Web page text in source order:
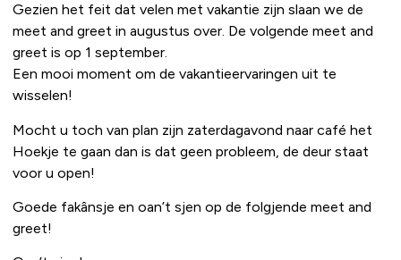
Gezien het feit dat velen met vakantie zijn slaan we de
meet and greet in augustus over. De volgende meet and
greet is op 1 september.
Een mooi moment om de vakantieervaringen uit te
wisselen!
Mocht u toch van plan zijn zaterdagavond naar café het
Hoekje te gaan dan is dat geen probleem, de deur staat
voor u open!
Goede fakânsje en oan’t sjen op de folgjende meet and
greet!